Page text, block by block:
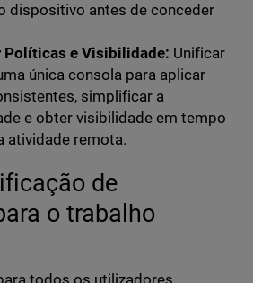
dispositivo antes de conceder
Políticas e Visibilidade: Unificar
única consola para aplicar
simplificar a
e obter visibilidade em tempo
atividade remota.
de
o trabalho